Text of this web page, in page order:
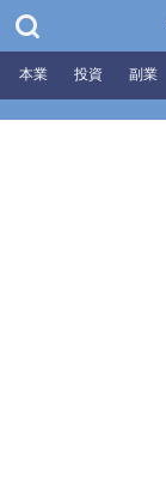
本業 投資 副業